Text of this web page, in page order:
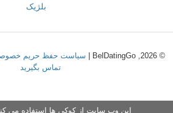
بلژیک
© 2026, BelDatingGo | سیاست حفظ حریم
تماس بگیرید
این وب سایت از کوکی ها استفاده می